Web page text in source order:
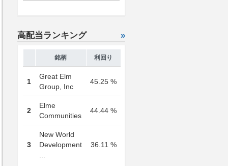
高配当ランキング »
銘柄 利回り
1
Great Elm
Group, Inc
45.25 %
2
Elme
Communities
44.44 %
3
New World
Development
36.11 %